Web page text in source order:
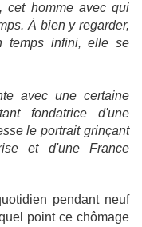
cet homme avec qui
À bien y regarder,
temps infini, elle se
avec une certaine
fondatrice d'une
le portrait grinçant
et d'une France
pendant neuf
point ce chômage